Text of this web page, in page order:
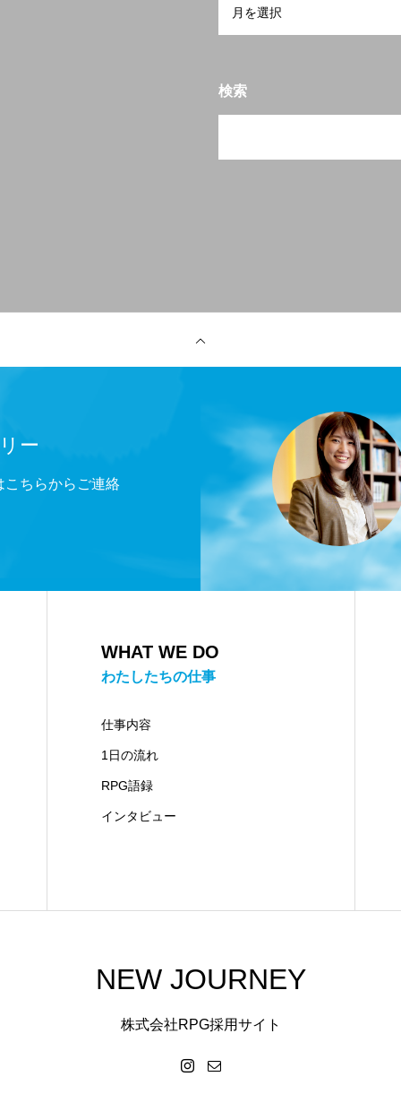
検索
ー
こちらからご連絡
WHAT WE DO
わたしたちの仕事
仕事内容
1日の流れ
RPG語録
インタビュー
NEW JOURNEY
株式会社RPG採用サイト